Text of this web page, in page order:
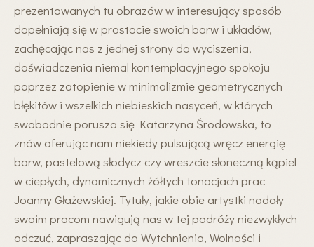
prezentowanych tu obrazów w interesujący sposób
dopełniają się w prostocie swoich barw i układów,
zachęcając nas z jednej strony do wyciszenia,
doświadczenia niemal kontemplacyjnego spokoju
poprzez zatopienie w minimalizmie geometrycznych
błękitów i wszelkich niebieskich nasyceń, w których
swobodnie porusza się Katarzyna Środowska, to
znów oferując nam niekiedy pulsującą wręcz energię
barw, pastelową słodycz czy wreszcie słoneczną kąpiel
w ciepłych, dynamicznych żółtych tonacjach prac
Joanny Głażewskiej. Tytuły, jakie obie artystki nadały
swoim pracom nawigują nas w tej podróży niezwykłych
odczuć, zapraszając do Wytchnienia, Wolności i